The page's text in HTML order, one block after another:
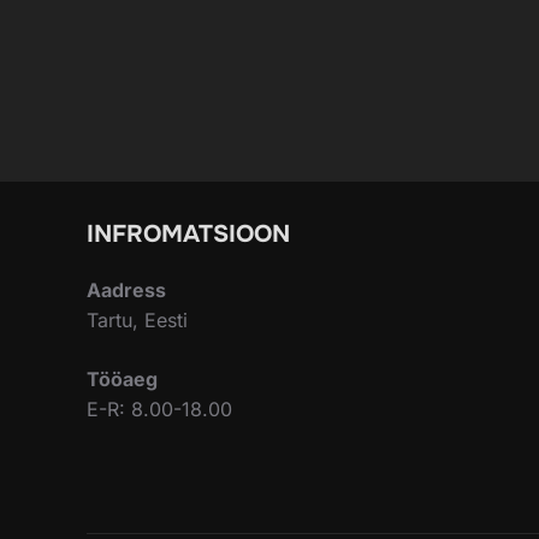
INFROMATSIOON
Aadress
Tartu, Eesti
Tööaeg
E-R: 8.00-18.00